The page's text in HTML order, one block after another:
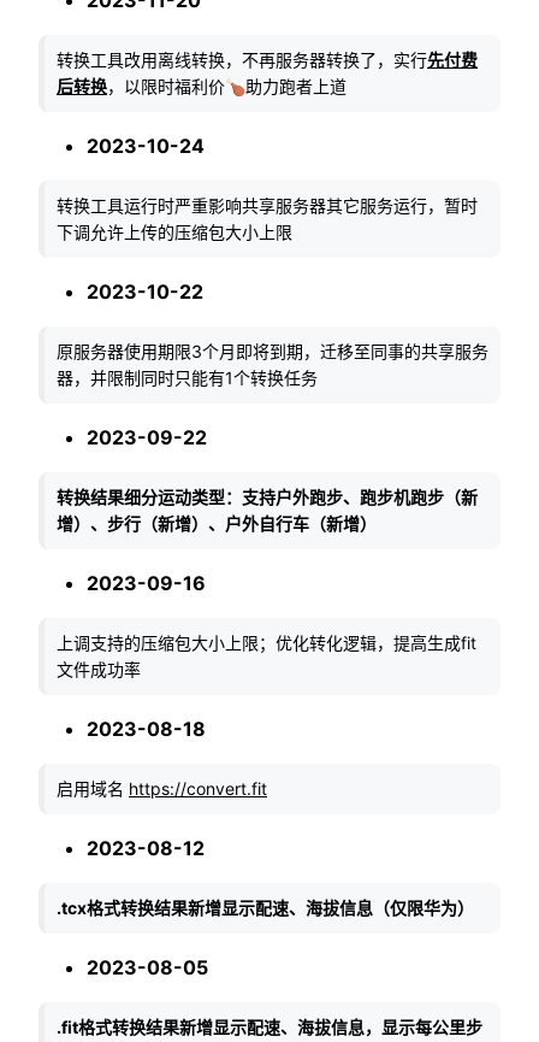
转换工具改用离线转换，不再服务器转换了，实行先付费
后转换，以限时福利价🍗助力跑者上道
2023-10-24
转换工具运行时严重影响共享服务器其它服务运行，暂时
下调允许上传的压缩包大小上限
2023-10-22
原服务器使用期限3个月即将到期，迁移至同事的共享服务
器，并限制同时只能有1个转换任务
2023-09-22
转换结果细分运动类型：支持户外跑步、跑步机跑步（新
增）、步行（新增）、户外自行车（新增）
2023-09-16
上调支持的压缩包大小上限；优化转化逻辑，提高生成fit
文件成功率
2023-08-18
启用域名 https://convert.fit
2023-08-12
.tcx格式转换结果新增显示配速、海拔信息（仅限华为）
2023-08-05
.fit格式转换结果新增显示配速、海拔信息，显示每公里步